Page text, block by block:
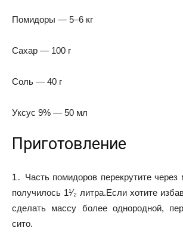
Помидоры — 5–6 кг
Сахар — 100 г
Соль — 40 г
Уксус 9% — 50 мл
Приготовление
1․ Часть помидоров перекрутите через
получилось 1¹⁄₂ литра.Если хотите
сделать массу более однородной,
сито.